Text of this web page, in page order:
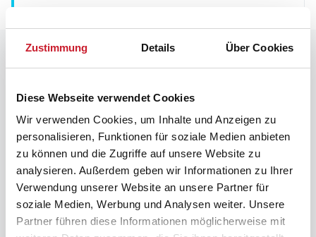
Zustimmung Details Über Cookies
Diese Webseite verwendet Cookies
Wir verwenden Cookies, um Inhalte und Anzeigen zu
personalisieren, Funktionen für soziale Medien anbieten
zu können und die Zugriffe auf unsere Website zu
analysieren. Außerdem geben wir Informationen zu Ihrer
Verwendung unserer Website an unsere Partner für
soziale Medien, Werbung und Analysen weiter. Unsere
Partner führen diese Informationen möglicherweise mit
Raumaufteilung